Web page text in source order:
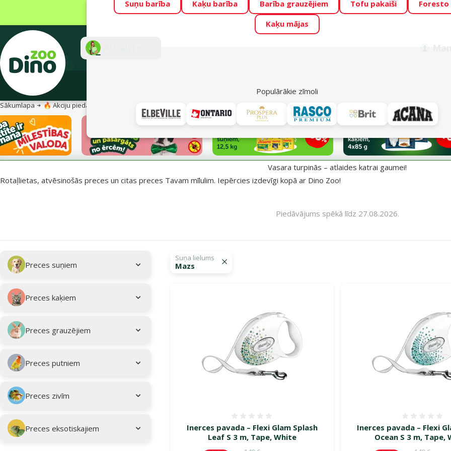
Visu mēnesi Dino Zoo piedāvā lieliskas cenas mīluļu TOP barībām! 🍖 →
Fotokonkurss “GADA ŪSAIŅI”! Varbūt tieši Tavs mīlulis būs 2027. gada
Suņu barība Kaķu barība Barība grauzējiem Tofu pakaiši
Foresto
Kaķu mājas
Populārākie zīmoli
Akciju piedāvājumi
Sākumlapa 🔥 Akciju piedāvājumi
Vasara turpinās – atlaides katrai gaumei!
Rotaļlietas, atvēsinošās preces un citas preces Tavam mīlulim. Iepērcies izdevīgi kopā ar Dino Zoo!
Piedāvājums spēkā līdz 27.08.2026.
Apakškategorija
Preces suņiem
Preces kaķiem
Preces grauzējiem
Preces putniem
Preces zivīm
Preces eksotiskajiem
Atlasītie filtri
Suņa lielums
Mazs
Inerces pavada – Flexi Glam Splash
Leaf S 3 m, Tape, White
Inerces pavada – Flexi
Ocean S 3 m, Tape,